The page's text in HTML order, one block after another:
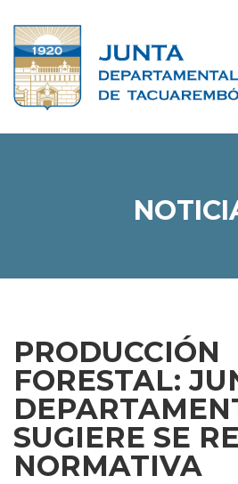
PRODUCCIÓN
FORESTAL:
SUGIERE SE
NORMATIVA